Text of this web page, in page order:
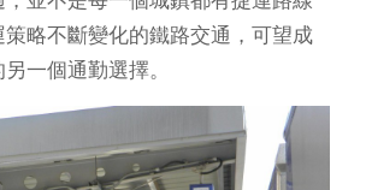
略不斷變化的鐵路交通，可望成
一個通勤選擇。